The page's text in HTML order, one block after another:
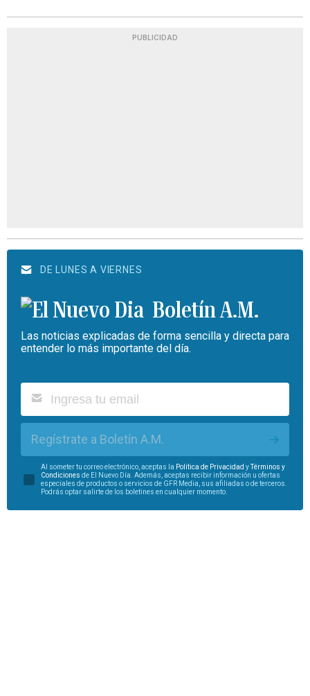
PUBLICIDAD
DE LUNES A VIERNES
Boletín A.M.
Las noticias explicadas de forma sencilla y directa para
entender lo más importante del día.
Regístrate a Boletín A.M.
Al someter tu correo electrónico, aceptas la Política de Privacidad yTérminos y
Condiciones de El Nuevo Día. Además, aceptas recibir información u ofertas
especiales de productos o servicios de GFR Media, sus afiliadas o de terceros.
Podrás optar salirte de los boletines en cualquier momento.